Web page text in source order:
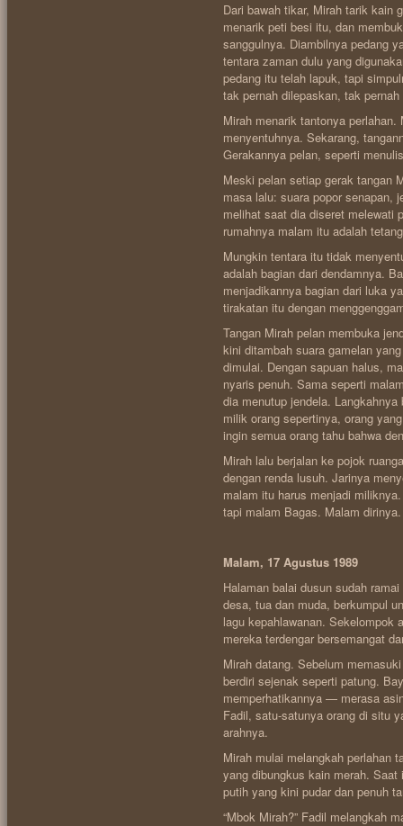
Dari bawah tikar, Mirah tarik kain
menarik peti besi itu, dan
sanggulnya. Diambilnya pedang
tentara zaman dulu yang
pedang itu telah lapuk, tapi
tak pernah dilepaskan, tak pernah
Mirah menarik tantonya
menyentuhnya. Sekarang,
Gerakannya pelan, seperti
Meski pelan setiap gerak tangan
masa lalu: suara popor senapan,
melihat saat dia diseret melewati
rumahnya malam itu adalah
Mungkin tentara itu tidak
adalah bagian dari dendamnya.
menjadikannya bagian dari luka
tirakatan itu dengan
Tangan Mirah pelan membuka
kini ditambah suara gamelan
dimulai. Dengan sapuan halus,
nyaris penuh. Sama seperti
dia menutup jendela.
milik orang sepertinya, orang
ingin semua orang tahu bahwa
Mirah lalu berjalan ke pojok
dengan renda lusuh. Jarinya
malam itu harus menjadi
tapi malam Bagas. Malam dirinya.
Malam, 17 Agustus 1989
Halaman balai dusun sudah
desa, tua dan muda, berkumpul
lagu kepahlawanan. Sekelompok
mereka terdengar bersemangat
Mirah datang. Sebelum
berdiri sejenak seperti patung.
memperhatikannya — merasa
Fadil, satu-satunya orang di situ
arahnya.
Mirah mulai melangkah perlahan
yang dibungkus kain merah.
putih yang kini pudar dan penuh
“Mbok Mirah?” Fadil melangkah